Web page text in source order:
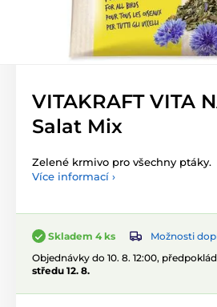
VITAKRAFT VITA
Salat Mix
Zelené krmivo pro všechny ptáky.
Více informací ›
Skladem 4 ks
Možnosti
Objednávky do 10. 8. 12:00,
středu 12. 8.